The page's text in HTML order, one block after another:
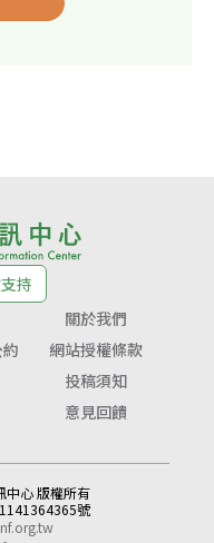
持
關於我們
網站授權條款
投稿須知
意見回饋
心 版權所有
號